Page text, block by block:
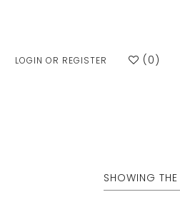
( 0 )
LOGIN OR REGISTER
SHOWING THE